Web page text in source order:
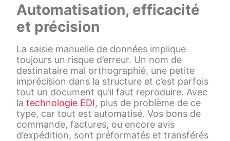
Automatisation, efficacité
et précision
La saisie manuelle de données implique
toujours un risque d’erreur. Un nom de
destinataire mal orthographié, une petite
imprécision dans la structure et c’est parfois
tout un document qu’il faut reproduire. Avec
latechnologie EDI, plus de problème de ce
type, car tout est automatisé. Vos bons de
commande, factures, ou encore avis
d’expédition, sont préformatés et transférés